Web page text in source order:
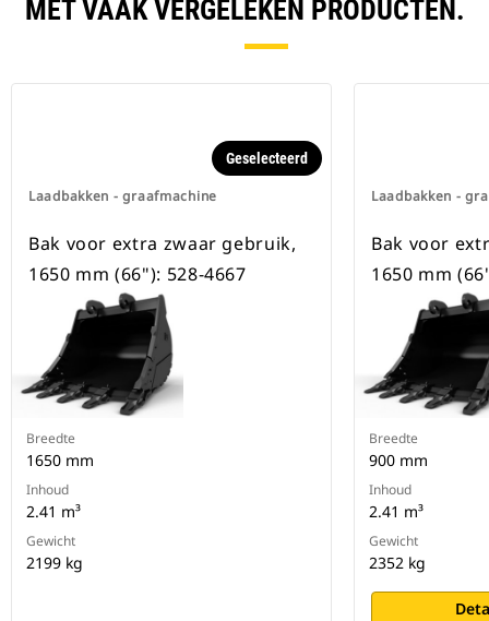
graafmachines op rupsbanden en
op wielen.
MET VAAK VERGELEKEN PRODUCTEN.
Laadbakken - graafmachine
Geselecteerd
Bak voor extra zwaar gebruik,
1650 mm (66"): 528-4667
Breedte
1650 mm
Inhoud
2.41 m³
Gewicht
2199 kg
Laadbakken -
Bak voor
1650 mm
Breedte
900 mm
Inhoud
2.41 m³
Gewicht
2352 kg